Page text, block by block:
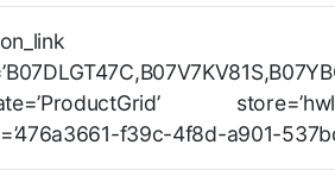
f39c-4f8d-a901-